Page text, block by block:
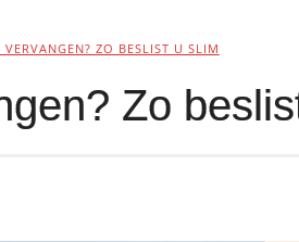
VERVANGEN? ZO BESLIST U SLIM
Zo